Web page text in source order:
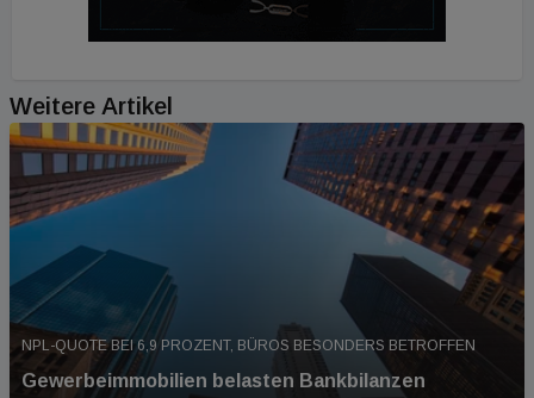
Weitere Artikel
NPL-QUOTE BEI 6,9 PROZENT, BÜROS BESONDERS BETROFFEN
Gewerbeimmobilien belasten Bankbilanzen